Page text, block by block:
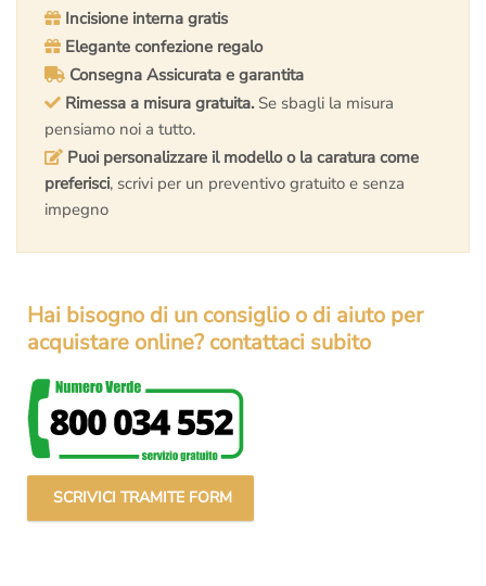
Incisione interna gratis
Elegante confezione regalo
Consegna Assicurata e garantita
Rimessa a misura gratuita. Se sbagli la misura
pensiamo noi a tutto.
Puoi personalizzare il modello o la caratura come
preferisci, scrivi per un preventivo gratuito e senza
impegno
Hai bisogno di un consiglio o di aiuto per
acquistare online? contattaci subito
SCRIVICI TRAMITE FORM